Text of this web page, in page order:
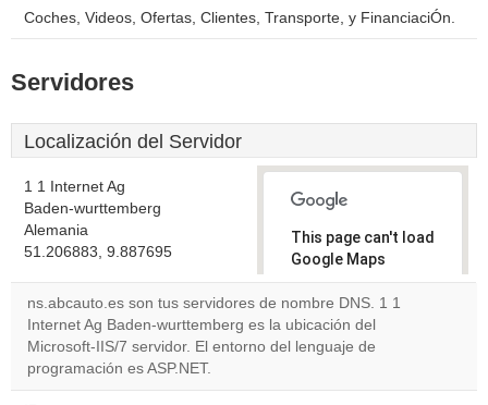
Coches, Videos, Ofertas, Clientes, Transporte, y FinanciaciÓn.
Servidores
Localización del Servidor
1 1 Internet Ag
Baden-wurttemberg
Alemania
51.206883, 9.887695
This page can't load
Google Maps
correctly.
Do you
own this
ns.abcauto.es son tus servidores de nombre DNS. 1 1
Internet Ag Baden-wurttemberg es la ubicación del
Microsoft-IIS/7 servidor. El entorno del lenguaje de
programación es ASP.NET.